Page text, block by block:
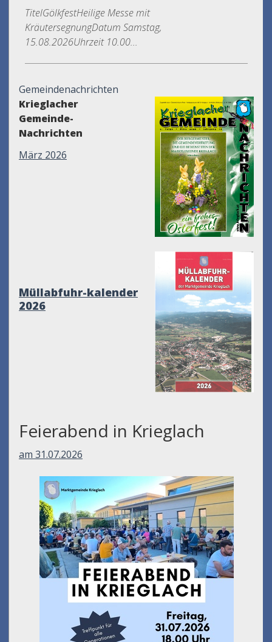
TitelGölkfestHeilige Messe mit
KräutersegnungDatum Samstag,
15.08.2026Uhrzeit 10.00...
Gemeindenachrichten
Krieglacher
Gemeinde-
Nachrichten
März 2026
Müllabfuhr-kalender
2026
Feierabend in Krieglach
am 31.07.2026